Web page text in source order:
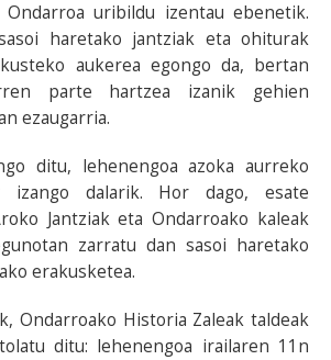
uribildu izentau ebenetik.
haretako jantziak eta ohiturak
aukerea egongo da, bertan
parte hartzea izanik gehien
ezaugarria.
ditu, lehenengoa azoka aurreko
izango dalarik. Hor dago, esate
Jantziak eta Ondarroako kaleak
zarratu dan sasoi haretako
erakusketea.
Ondarroako Historia Zaleak taldeak
ditu: lehenengoa irailaren 11n